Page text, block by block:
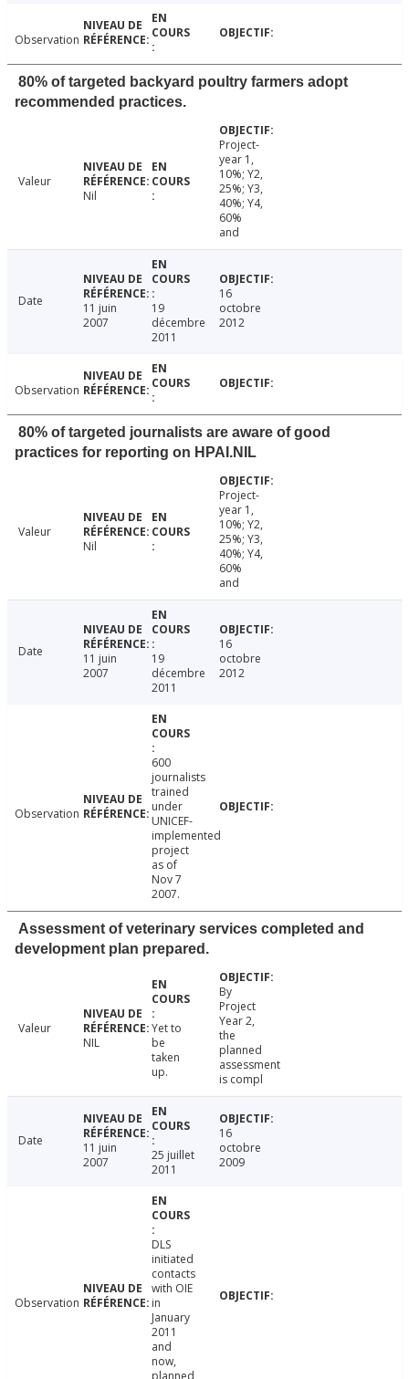
Observation
80% of targeted backyard poultry farmers adopt
recommended practices.
Valeur
Nil
Project-
year 1,
10%; Y2,
25%; Y3,
40%; Y4,
60%
and
Date
11 juin
2007
19
décembre
2011
16
octobre
2012
Observation
80% of targeted journalists are aware of good
practices for reporting on HPAI.NIL
Valeur
Nil
Project-
year 1,
10%; Y2,
25%; Y3,
40%; Y4,
60%
and
Date
11 juin
2007
19
décembre
2011
16
octobre
2012
Observation
600
journalists
trained
under
UNICEF-
implemented
project
as of
Nov 7
2007.
Assessment of veterinary services completed and
development plan prepared.
Valeur
NIL
Yet to
be
taken
up.
By
Project
Year 2,
the
planned
assessment
is compl
Date
11 juin
2007
25 juillet
2011
16
octobre
2009
Observation
DLS
initiated
contacts
with OIE
in
January
2011
and
now,